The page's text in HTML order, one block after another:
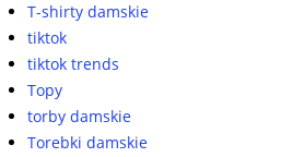
T-shirty damskie
tiktok
tiktok trends
Topy
torby damskie
Torebki damskie